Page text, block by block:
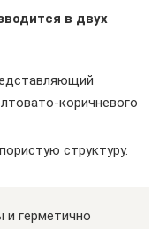
в двух
коричневого
структуру.
и герметично